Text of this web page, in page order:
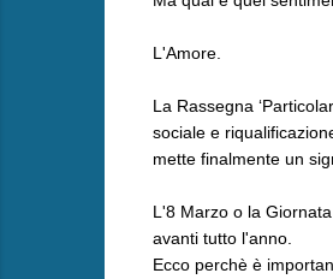
L'Amore.
La Rassegna
sociale e
mette finalmente un
L'8 Marzo o la
avanti tutto l'anno.
Ecco perchè è